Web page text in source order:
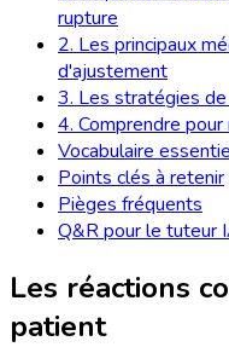
rupture
2. Les principaux
d'ajustement
3. Les stratégies
4. Comprendre
Vocabulaire
Points clés à retenir
Pièges fréquents
Q&R pour le tuteur
Les réactions
patient